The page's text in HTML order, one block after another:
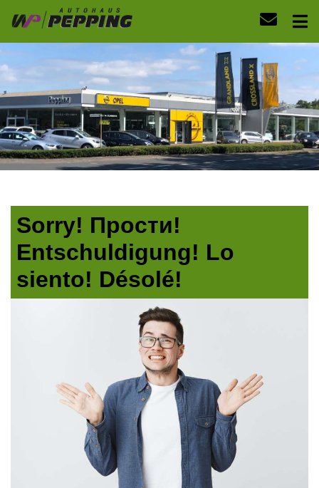
Sorry! Прости!
Entschuldigung! Lo
siento! Désolé!